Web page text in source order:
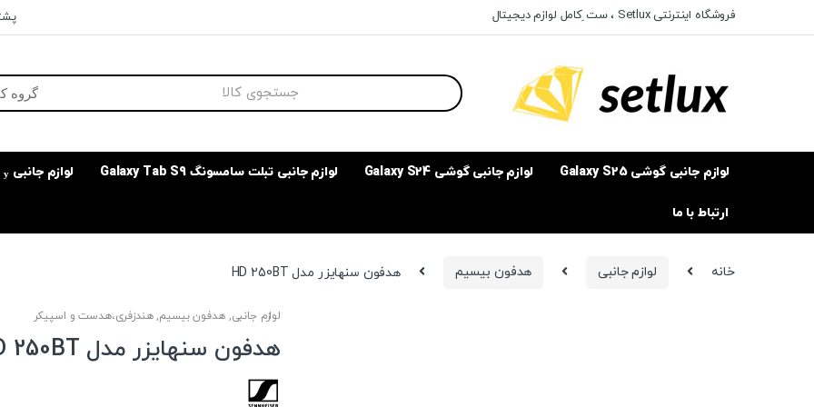
to
to
فروشگاه اینترنتی Setlux ، ست ِکامل لوازم دیجیتال
Search
for:
لوازم جانبی گوشی Galaxy S25 لوازم جانبی گوشی Galaxy S24 لوازم جانبی تبلت سامسونگ Galaxy Tab S9 لوازم جانبی
ارتباط با ما
خانه لوازم جانبی هدفون بیسیم هدفون سنهایزر مدل HD 250BT
لوازم جانبی,هدفون بیسیم,هندزفری،هدست و اسپیکر
هدفون سنهایزر مدل HD 250BT